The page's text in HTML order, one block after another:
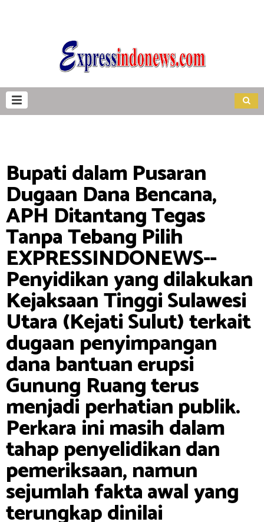
Bupati dalam Pusaran
Dugaan Dana Bencana,
APH Ditantang Tegas
Tanpa Tebang Pilih
EXPRESSINDONEWS--
Penyidikan yang dilakukan
Kejaksaan Tinggi Sulawesi
Utara (Kejati Sulut) terkait
dugaan penyimpangan
dana bantuan erupsi
Gunung Ruang terus
menjadi perhatian publik.
Perkara ini masih dalam
tahap penyelidikan dan
pemeriksaan, namun
sejumlah fakta awal yang
terungkap dinilai